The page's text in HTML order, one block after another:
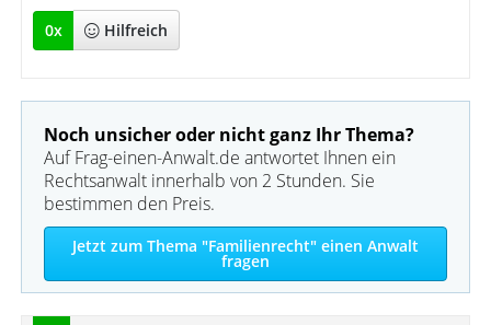
0x Hilfreich
Noch unsicher oder nicht ganz Ihr Thema?
Auf Frag-einen-Anwalt.de antwortet Ihnen ein
Rechtsanwalt innerhalb von 2 Stunden. Sie
bestimmen den Preis.
Jetzt zum Thema "Familienrecht" einen Anwalt
fragen